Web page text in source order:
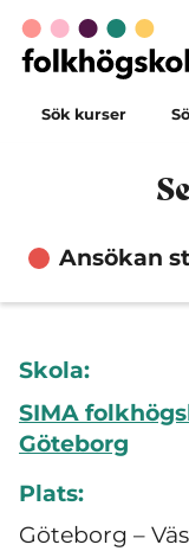
Sök kurser
Ansökan
Skola:
SIMA
Göteborg
Plats:
Göteborg –